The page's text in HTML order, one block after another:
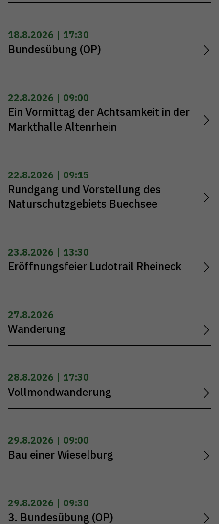
18.8.2026 | 17:30
Bundesübung (OP)
22.8.2026 | 09:00
Ein Vormittag der Achtsamkeit in der
Markthalle Altenrhein
22.8.2026 | 09:15
Rundgang und Vorstellung des
Naturschutzgebiets Buechsee
23.8.2026 | 13:30
Eröffnungsfeier Ludotrail Rheineck
27.8.2026
Wanderung
28.8.2026 | 17:30
Vollmondwanderung
29.8.2026 | 09:00
Bau einer Wieselburg
29.8.2026 | 09:30
3. Bundesübung (OP)